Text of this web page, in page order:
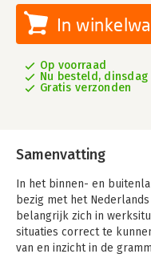
In
Op voorraad
Nu besteld,
Gratis verzonden
Samenvatting
In het binnen- en
bezig met het
belangrijk zich in
situaties correct te
van en inzicht in de